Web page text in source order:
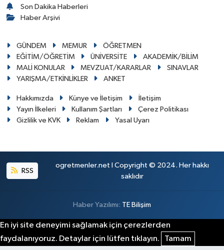
Son Dakika Haberleri
Haber Arşivi
GÜNDEM MEMUR
ÖĞRETMEN
EĞİTİM/ÖĞRETİM
ÜNİVERSİTE
AKADEMİK/BİLİM
MALİ KONULAR
MEVZUAT/KARARLAR
SINAVLAR
YARIŞMA/ETKİNLİKLER
ANKET
Hakkımızda Künye ve İletişim
İletişim
Yayın İlkeleri
Kullanım Şartları
Çerez Politikası
Gizlilik ve KVK
Reklam Yasal Uyarı
RSS
ogretmenler.net I Copyright © 2024. Her hakkı
saklıdır
Haber Yazılımı: TE Bilişim
En iyi site deneyimi sağlamak için çerezlerden
faydalanıyoruz. Detaylar için lütfen tıklayın.
Tamam